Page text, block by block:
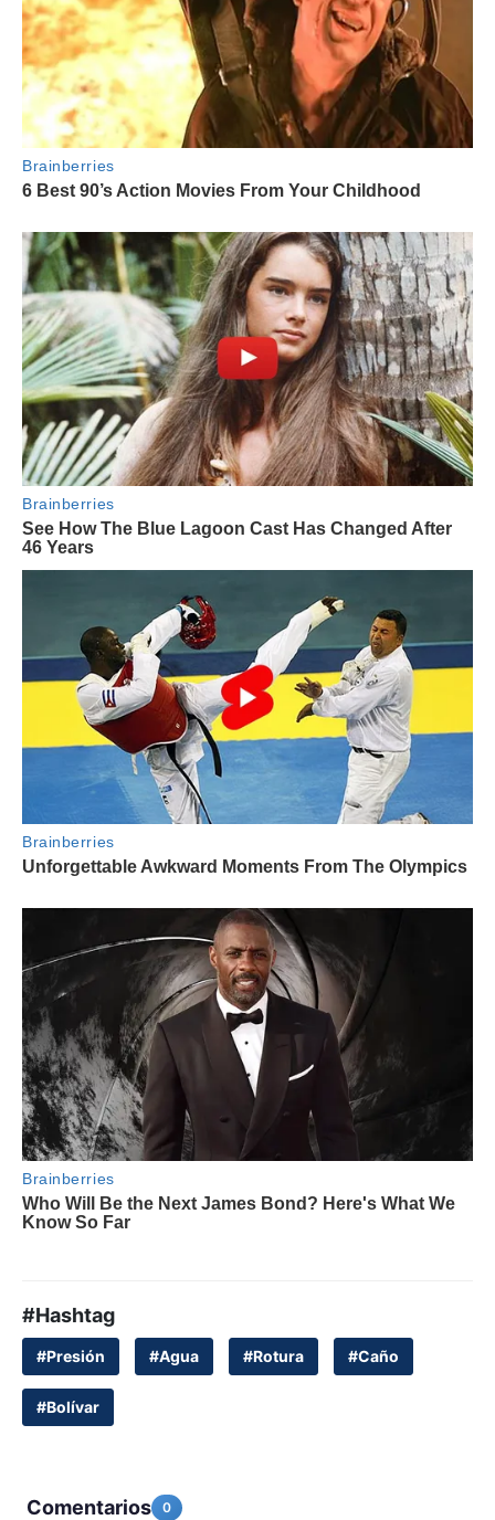
#Hashtag
#Presión #Agua #Rotura #Caño
#Bolívar
Comentarios 0